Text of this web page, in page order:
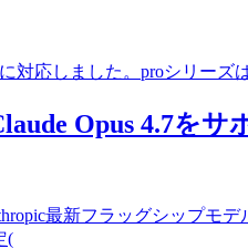
対応しました。proシリー
Opus 4.7を
最新フラッグシップモデ
(